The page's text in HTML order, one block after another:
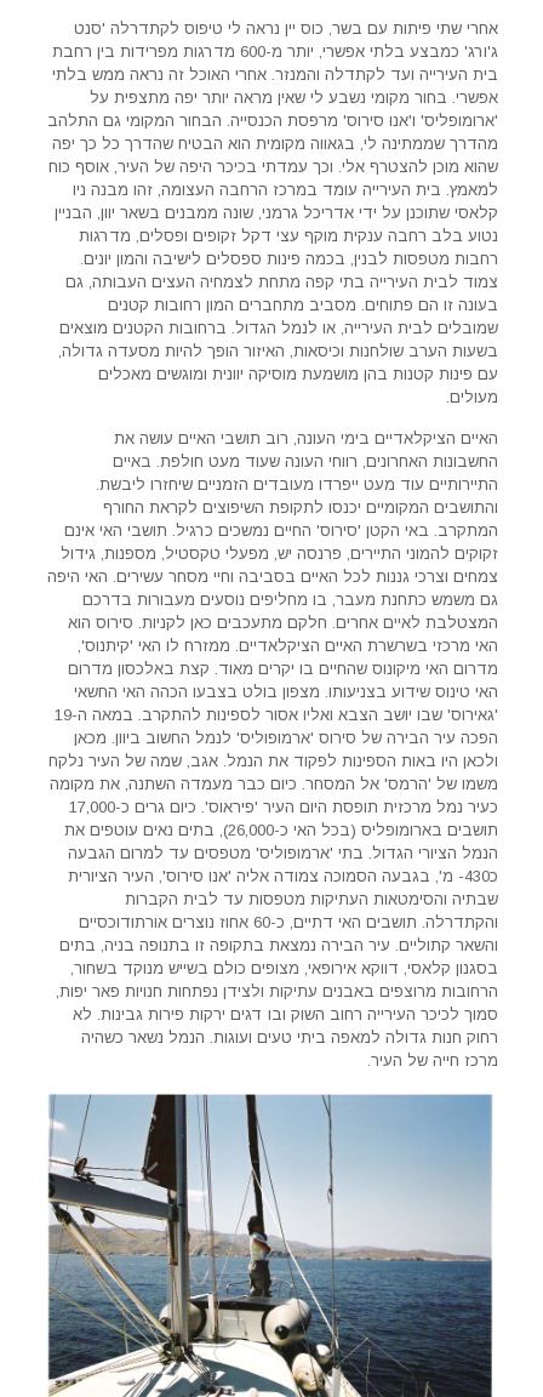
אחרי שתי פיתות עם בשר, כוס יין נראה לי טיפוס לקתדרלה 'סנט
ג'ורג' כמבצע בלתי אפשרי, יותר מ-600 מדרגות מפרידות בין רחבת
בית העירייה ועד לקתדלה והמנזר. אחרי האוכל זה נראה ממש בלתי
אפשרי. בחור מקומי נשבע לי שאין מראה יותר יפה מתצפית על
'ארומופליס' ו'אנו סירוס' מרפסת הכנסייה. הבחור המקומי גם התלהב
מהדרך שממתינה לי, בגאווה מקומית הוא הבטיח שהדרך כל כך יפה
שהוא מוכן להצטרף אלי. וכך עמדתי בכיכר היפה של העיר, אוסף כוח
למאמץ. בית העירייה עומד במרכז הרחבה העצומה, זהו מבנה ניו
קלאסי שתוכנן על ידי אדריכל גרמני, שונה ממבנים בשאר יוון, הבניין
נטוע בלב רחבה ענקית מוקף עצי דקל זקופים ופסלים, מדרגות
רחבות מטפסות לבנין, בכמה פינות ספסלים לישיבה והמון יונים.
צמוד לבית העירייה בתי קפה מתחת לצמחיה העצים העבותה, גם
בעונה זו הם פתוחים. מסביב מתחברים המון רחובות קטנים
שמובלים לבית העירייה, או לנמל הגדול. ברחובות הקטנים מוצאים
בשעות הערב שולחנות וכיסאות, האיזור הופך להיות מסעדה גדולה,
עם פינות קטנות בהן מושמעת מוסיקה יוונית ומוגשים מאכלים
מעולים.
האיים הציקלאדיים בימי העונה, רוב תושבי האיים עושה את
החשבונות האחרונים, רווחי העונה שעוד מעט חולפת. באיים
התיירותיים עוד מעט ייפרדו מעובדים הזמניים שיחזרו ליבשת.
והתושבים המקומיים יכנסו לתקופת השיפוצים לקראת החורף
המתקרב. באי הקטן 'סירוס' החיים נמשכים כרגיל. תושבי האי אינם
זקוקים להמוני התיירים, פרנסה יש, מפעלי טקסטיל, מספנות, גידול
צמחים וצרכי גננות לכל האיים בסביבה וחיי מסחר עשירים. האי היפה
גם משמש כתחנת מעבר, בו מחליפים נוסעים מעבורות בדרכם
המצטלבת לאיים אחרים. חלקם מתעכבים כאן לקניות. סירוס הוא
האי מרכזי בשרשרת האיים הציקלאדיים. ממזרח לו האי 'קיתנוס',
מדרום האי מיקונוס שהחיים בו יקרים מאוד. קצת באלכסון מדרום
האי טינוס שידוע בצניעותו. מצפון בולט בצבעו הכהה האי החשאי
'גאירוס' שבו יושב הצבא ואליו אסור לספינות להתקרב. במאה ה-19
הפכה עיר הבירה של סירוס 'ארמופוליס' לנמל החשוב ביוון. מכאן
ולכאן היו באות הספינות לפקוד את הנמל. אגב, שמה של העיר נלקח
משמו של 'הרמס' אל המסחר. כיום כבר מעמדה השתנה, את מקומה
כעיר נמל מרכזית תופסת היום העיר 'פיראוס'. כיום גרים כ-17,000
תושבים בארומופליס (בכל האי כ-26,000), בתים נאים עוטפים את
הנמל הציורי הגדול. בתי 'ארמופוליס' מטפסים עד למרום הגבעה
כ430- מ', בגבעה הסמוכה צמודה אליה 'אנו סירוס', העיר הציורית
שבתיה והסימטאות העתיקות מטפסות עד לבית הקברות
והקתדרלה. תושבים האי דתיים, כ-60 אחוז נוצרים אורתודוכסיים
והשאר קתוליים. עיר הבירה נמצאת בתקופה זו בתנופה בניה, בתים
בסגנון קלאסי, דווקא אירופאי, מצופים כולם בשייש מנוקד בשחור,
הרחובות מרוצפים באבנים עתיקות ולצידן נפתחות חנויות פאר יפות,
סמוך לכיכר העירייה רחוב השוק ובו דגים ירקות פירות גבינות. לא
רחוק חנות גדולה למאפה ביתי טעים ועוגות. הנמל נשאר כשהיה
מרכז חייה של העיר.